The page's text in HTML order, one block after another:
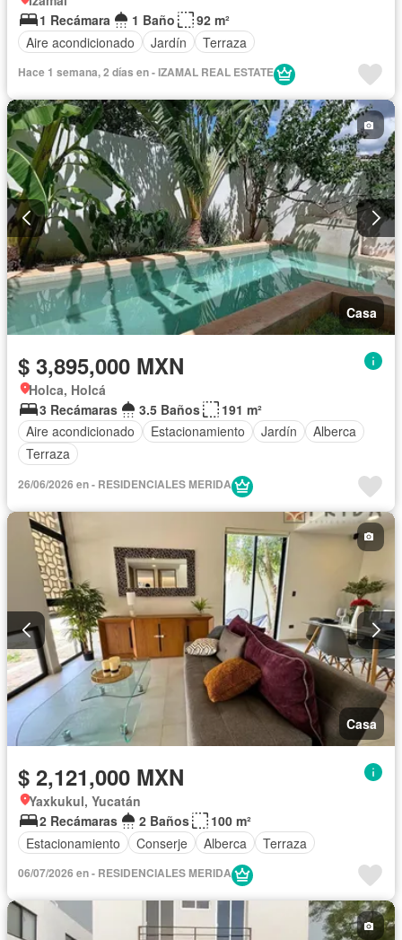
1 Recámara
1 Baño
92 m²
Aire acondicionado
Jardín Terraza
Hace 1 semana, 2 días en - IZAMAL REAL ESTATE
Casa
$ 3,895,000 MXN
Holca, Holcá
3 Recámaras
3.5 Baños
191 m²
Aire acondicionado
Estacionamiento Jardín
Alberca
Terraza
26/06/2026 en - RESIDENCIALES MERIDA
Casa
$ 2,121,000 MXN
Yaxkukul, Yucatán
2 Recámaras
2 Baños
100 m²
Estacionamiento
Conserje Alberca Terraza
06/07/2026 en - RESIDENCIALES MERIDA